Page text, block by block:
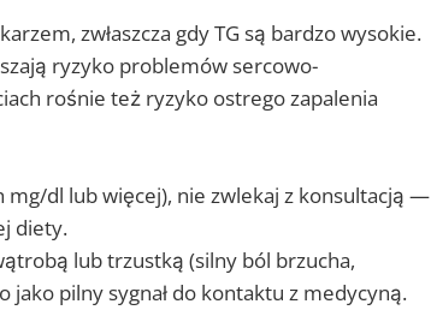
zwłaszcza gdy TG są bardzo wysokie.
ryzyko problemów sercowo-
rośnie też ryzyko ostrego zapalenia
mg/dl lub więcej), nie zwlekaj z konsultacją —
diety.
lub trzustką (silny ból brzucha,
pilny sygnał do kontaktu z medycyną.